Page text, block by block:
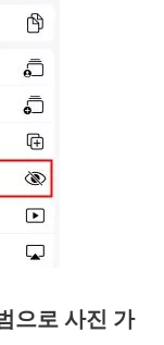
으로 사진 가